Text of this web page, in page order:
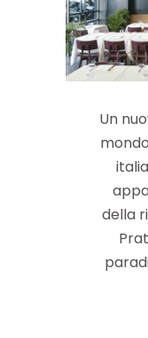
Un
della